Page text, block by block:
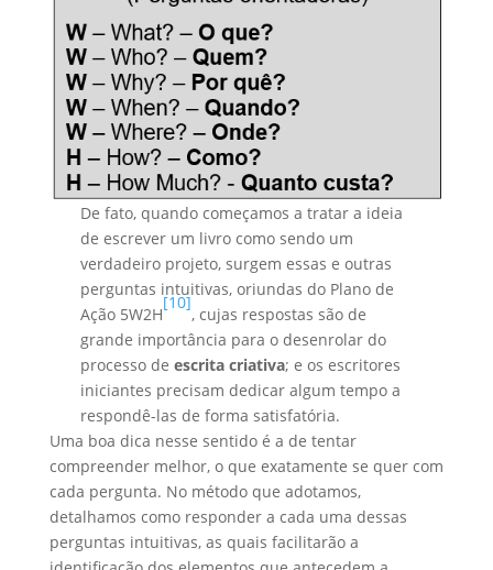
De fato, quando começamos a tratar a ideia
de escrever um livro como sendo um
verdadeiro projeto, surgem essas e outras
perguntas intuitivas, oriundas do Plano de
Ação 5W2H
[10]
, cujas respostas são de
grande importância para o desenrolar do
processo deescrita criativa; e os escritores
iniciantes precisam dedicar algum tempo a
respondê-las de forma satisfatória.
Uma boa dica nesse sentido é a de tentar
compreender melhor, o que exatamente se quer com
cada pergunta. No método que adotamos,
detalhamos como responder a cada uma dessas
perguntas intuitivas, as quais facilitarão a